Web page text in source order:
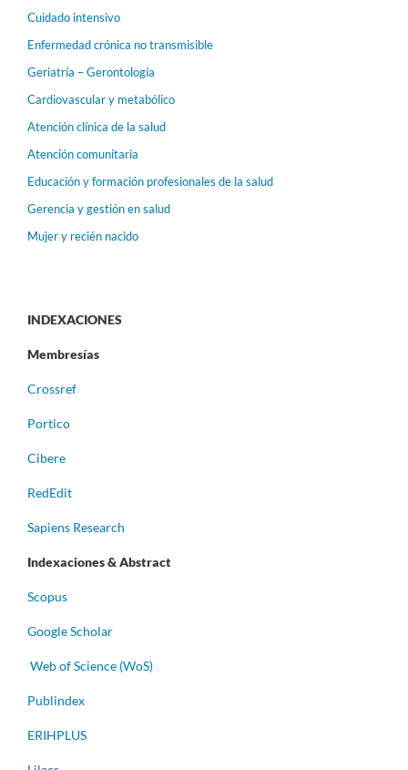
Cuidado intensivo
Enfermedad crónica no transmisible
Geriatría – Gerontología
Cardiovascular y metabólico
Atención clínica de la salud
Atención comunitaria
Educación y formación profesionales de la salud
Gerencia y gestión en salud
Mujer y recién nacido
INDEXACIONES
Membresías
Crossref
Portico
Cibere
RedEdit
Sapiens Research
Indexaciones & Abstract
Scopus
Google Scholar
Web of Science (WoS)
Publindex
ERIHPLUS